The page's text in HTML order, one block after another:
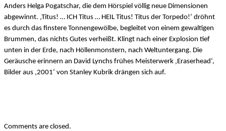
Anders Helga Pogatschar, die dem Hörspiel völlig neue Dimensionen
abgewinnt. ‚Titus! … ICH Titus … HEIL Titus! Titus der Torpedo!‘ dröhnt
es durch das finstere Tonnengewölbe, begleitet von einem gewaltigen
Brummen, das nichts Gutes verheißt. Klingt nach einer Explosion tief
unten in der Erde, nach Höllenmonstern, nach Weltuntergang. Die
Geräusche erinnern an David Lynchs frühes Meisterwerk ‚Eraserhead‘,
Bilder aus ‚2001‘ von Stanley Kubrik drängen sich auf.
Comments are closed.